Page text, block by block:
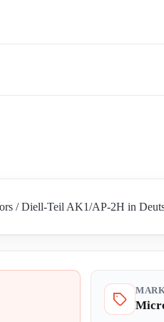
/ Diell-Teil AK1/AP-2H in